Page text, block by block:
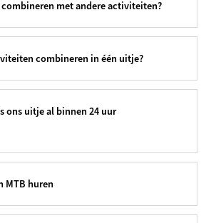
met andere activiteiten?
combineren in één uitje?
ons uitje al binnen 24 uur
MTB huren